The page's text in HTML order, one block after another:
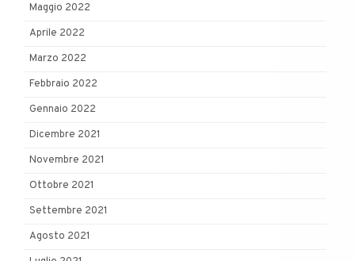
Maggio 2022
Aprile 2022
Marzo 2022
Febbraio 2022
Gennaio 2022
Dicembre 2021
Novembre 2021
Ottobre 2021
Settembre 2021
Agosto 2021